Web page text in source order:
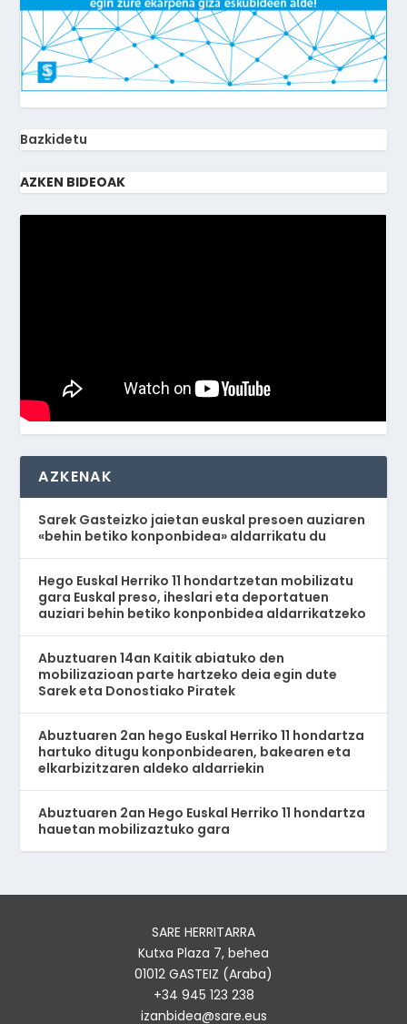
Bazkidetu
AZKEN BIDEOAK
AZKENAK
Sarek Gasteizko jaietan euskal presoen auziaren
«behin betiko konponbidea» aldarrikatu du
Hego Euskal Herriko 11 hondartzetan mobilizatu
gara Euskal preso, iheslari eta deportatuen
auziari behin betiko konponbidea aldarrikatzeko
Abuztuaren 14an Kaitik abiatuko den
mobilizazioan parte hartzeko deia egin dute
Sarek eta Donostiako Piratek
Abuztuaren 2an hego Euskal Herriko 11 hondartza
hartuko ditugu konponbidearen, bakearen eta
elkarbizitzaren aldeko aldarriekin
Abuztuaren 2an Hego Euskal Herriko 11 hondartza
hauetan mobilizaztuko gara
SARE HERRITARRA
Kutxa Plaza 7, behea
01012 GASTEIZ (Araba)
+34 945 123 238
izanbidea@sare.eus